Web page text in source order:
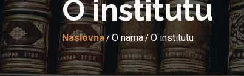
O institutu
Naslovna/O nama/O institutu